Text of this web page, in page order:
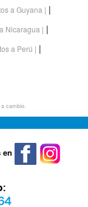
a Guyana |
Nicaragua |
a Perú |
cambio.
en